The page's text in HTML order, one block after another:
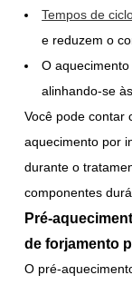
Tempos de
e reduzem o
O
alinhando-se
Você pode contar
aquecimento por
durante o
componentes
Pré-
de forjamento
O pré-